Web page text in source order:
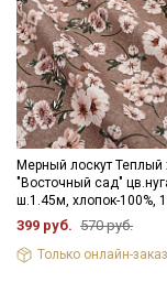
Мерный лоскут Теплый
"Восточный сад"
ш.1.45м, хлопок-100%,
399 руб. 570 руб.
Только онлайн-заказ
Ознакомлен(а)
данных и даю
данных
ДаюСогласие